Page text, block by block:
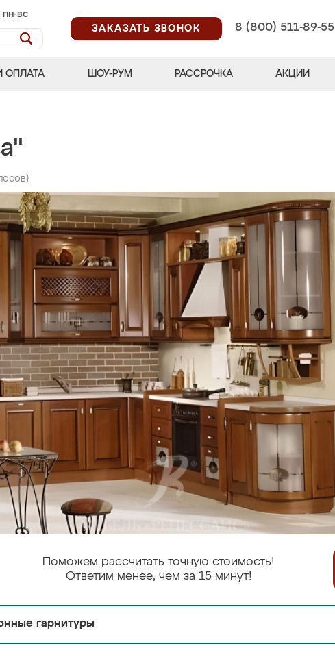
пн-вс
ЗАКАЗАТЬ ЗВОНОК
8 (800) 511-89-55
ОПЛАТА ШОУ-РУМ РАССРОЧКА АКЦИИ
Поможем рассчитать точную стоимость!
Ответим менее, чем за 15 минут!
гарнитуры